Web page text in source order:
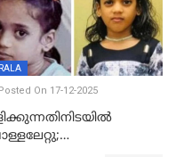
On 17-12-2025